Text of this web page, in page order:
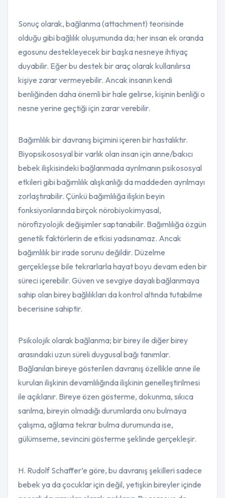
Sonuç olarak, bağlanma (attachment) teorisinde
olduğu gibi bağlılık oluşumunda da; her insan ek oranda
egosunu destekleyecek bir başka nesneye ihtiyaç
duyabilir. Eğer bu destek bir araç olarak kullanılırsa
kişiye zarar vermeyebilir. Ancak insanın kendi
benliğinden daha önemli bir hale gelirse, kişinin benliği o
nesne yerine geçtiği için zarar verebilir.
Bağımlılık bir davranış biçimini içeren bir hastalıktır.
Biyopsikososyal bir varlık olan insan için anne/bakıcı
bebek ilişkisindeki bağlanmada ayrılmanın psikososyal
etkileri gibi bağımlılık alışkanlığı da maddeden ayrılmayı
zorlaştırabilir. Çünkü bağımlılığa ilişkin beyin
fonksiyonlarında birçok nörobiyokimyasal,
nörofizyolojik değişimler saptanabilir. Bağımlılığa özgün
genetik faktörlerin de etkisi yadsınamaz. Ancak
bağımlılık bir irade sorunu değildir. Düzelme
gerçekleşse bile tekrarlarla hayat boyu devam eden bir
süreci içerebilir. Güven ve sevgiye dayalı bağlanmaya
sahip olan birey bağlılıkları da kontrol altında tutabilme
becerisine sahiptir.
Psikolojik olarak bağlanma; bir birey ile diğer birey
arasındaki uzun süreli duygusal bağı tanımlar.
Bağlanılan bireye gösterilen davranış özellikle anne ile
kurulan ilişkinin devamlılığında ilişkinin genelleştirilmesi
ile açıklanır. Bireye özen gösterme, dokunma, sıkıca
sarılma, bireyin olmadığı durumlarda onu bulmaya
çalışma, ağlama tekrar bulma durumunda ise,
gülümseme, sevincini gösterme şeklinde gerçekleşir.
H. Rudolf Schaffer’e göre, bu davranış şekilleri sadece
bebek ya da çocuklar için değil, yetişkin bireyler içinde